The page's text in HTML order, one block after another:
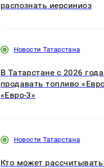
распознать иерсиниоз
Новости Татарстана
В Татарстане с 2026
продавать топливо
«Евро-3»
Новости Татарстана
Кто может рассчитывать